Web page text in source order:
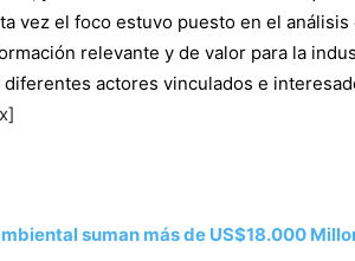
vez el foco estuvo puesto en el análisis
relevante y de valor para la
actores vinculados e
suman más de US$18.000